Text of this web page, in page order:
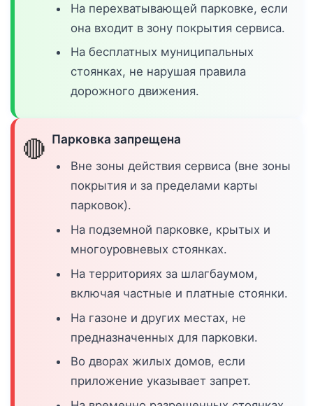
На перехватывающей парковке, если
она входит в зону покрытия сервиса.
На бесплатных муниципальных
стоянках, не нарушая правила
дорожного движения.
🔴 Парковка запрещена
Вне зоны действия сервиса (вне зоны
покрытия и за пределами карты
парковок).
На подземной парковке, крытых и
многоуровневых стоянках.
На территориях за шлагбаумом,
включая частные и платные стоянки.
На газоне и других местах, не
предназначенных для парковки.
Во дворах жилых домов, если
приложение указывает запрет.